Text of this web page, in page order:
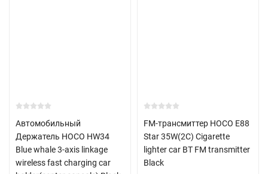
Автомобильный
Держатель HOCO HW34
Blue whale 3-axis linkage
wireless fast charging car
FM-трансмиттер HOCO E88
Star 35W(2C) Cigarette
lighter car BT FM transmitter
Black